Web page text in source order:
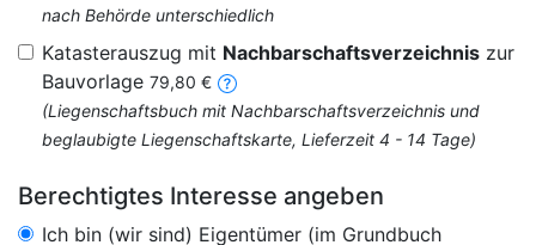
nach Behörde unterschiedlich
Katasterauszug mit Nachbarschaftsverzeichnis zur
Bauvorlage 79,80 €
(Liegenschaftsbuch mit Nachbarschaftsverzeichnis und
beglaubigte Liegenschaftskarte, Lieferzeit 4 - 14 Tage)
Berechtigtes Interesse angeben
Ich bin (wir sind) Eigentümer (im Grundbuch